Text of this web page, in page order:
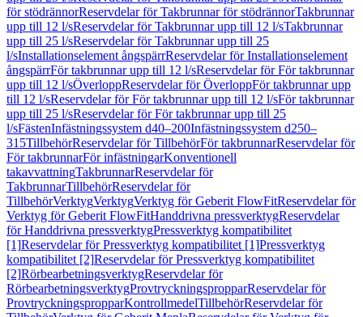
för stödrännorReservdelar för Takbrunnar för stödrännorTakbrunnar
upp till 12 l/sReservdelar för Takbrunnar upp till 12 l/sTakbrunnar
upp till 25 l/sReservdelar för Takbrunnar upp till 25
l/sInstallationselement ångspärrReservdelar för Installationselement
ångspärrFör takbrunnar upp till 12 l/sReservdelar för För takbrunnar
upp till 12 l/sÖverloppReservdelar för ÖverloppFör takbrunnar upp
till 12 l/sReservdelar för För takbrunnar upp till 12 l/sFör takbrunnar
upp till 25 l/sReservdelar för För takbrunnar upp till 25
l/sFästenInfästningssystem d40–200Infästningssystem d250–
315TillbehörReservdelar för TillbehörFör takbrunnarReservdelar för
För takbrunnarFör infästningarKonventionell
takavvattningTakbrunnarReservdelar för
TakbrunnarTillbehörReservdelar för
TillbehörVerktygVerktygVerktyg för Geberit FlowFitReservdelar för
Verktyg för Geberit FlowFitHanddrivna pressverktygReservdelar
för Handdrivna pressverktygPressverktyg kompatibilitet
[1]Reservdelar för Pressverktyg kompatibilitet [1]Pressverktyg
kompatibilitet [2]Reservdelar för Pressverktyg kompatibilitet
[2]RörbearbetningsverktygReservdelar för
RörbearbetningsverktygProvtryckningspropparReservdelar för
ProvtryckningspropparKontrollmedelTillbehörReservdelar för